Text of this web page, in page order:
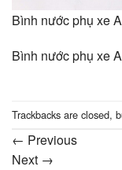
Bình nước phụ xe
Bình nước phụ xe
Trackbacks are closed,
← Previous
Next →